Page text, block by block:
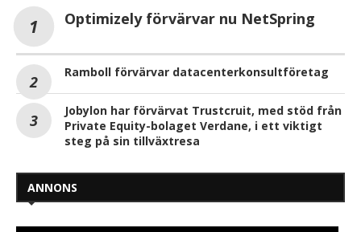
Optimizely förvärvar nu NetSpring
Ramboll förvärvar datacenterkonsultföretag
Jobylon har förvärvat Trustcruit, med stöd från
Private Equity-bolaget Verdane, i ett viktigt
steg på sin tillväxtresa
ANNONS